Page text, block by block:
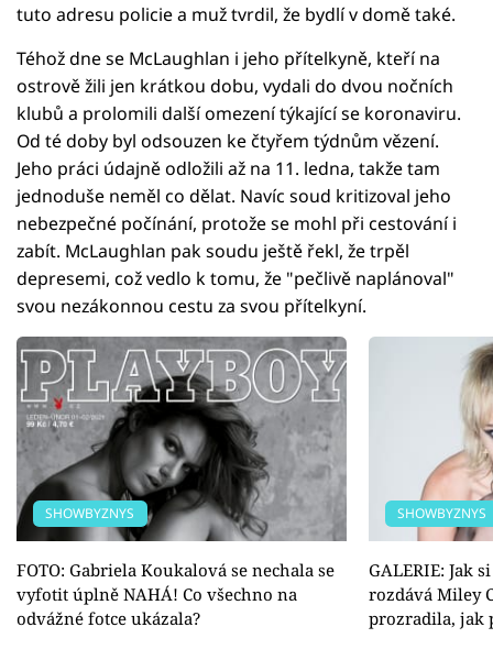
tuto adresu policie a muž tvrdil, že bydlí v domě také.
Téhož dne se McLaughlan i jeho přítelkyně, kteří na
ostrově žili jen krátkou dobu, vydali do dvou nočních
klubů a prolomili další omezení týkající se koronaviru.
Od té doby byl odsouzen ke čtyřem týdnům vězení.
Jeho práci údajně odložili až na 11. ledna, takže tam
jednoduše neměl co dělat. Navíc soud kritizoval jeho
nebezpečné počínání, protože se mohl při cestování i
zabít. McLaughlan pak soudu ještě řekl, že trpěl
depresemi, což vedlo k tomu, že "pečlivě naplánoval"
svou nezákonnou cestu za svou přítelkyní.
SHOWBYZNYS
FOTO: Gabriela Koukalová se nechala se
vyfotit úplně NAHÁ! Co všechno na
odvážné fotce ukázala?
SHOWBYZNYS
GALERIE: Jak
rozdává Miley
prozradila, jak